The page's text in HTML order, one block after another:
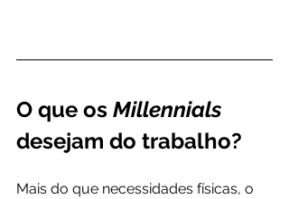
O que os Millennials
desejam do trabalho?
Mais do que necessidades físicas, o